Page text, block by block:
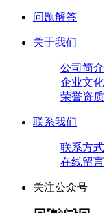
问题解答
关于我们
公司简介
企业文化
荣誉资质
联系我们
联系方式
在线留言
关注公众号